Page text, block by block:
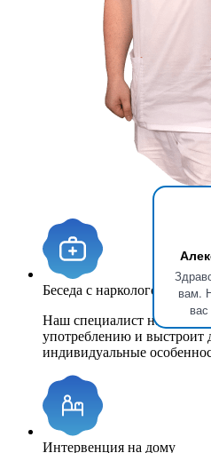
вам.
Беседа с наркологом в
Наш специалист найдет
употреблению и выстроит
индивидуальные
Интервенция на дому